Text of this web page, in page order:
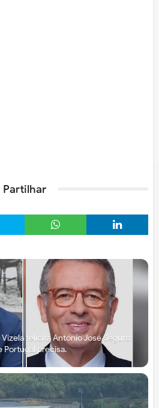
Partilhar
felicita António José Seguro:
Portugal precisa.